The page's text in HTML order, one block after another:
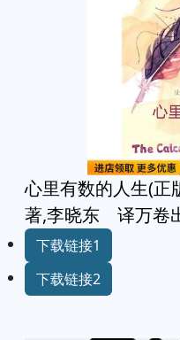
心里有数的人生(
著,李晓东 译万卷
下载链接1
下载链接2